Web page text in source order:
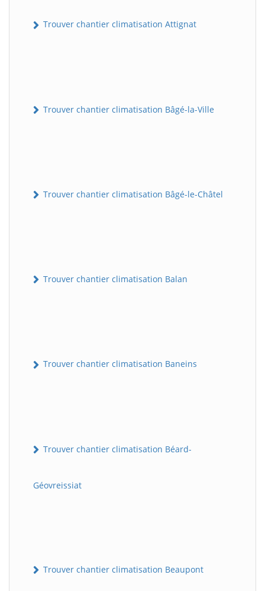
Trouver chantier climatisation Attignat
Trouver chantier climatisation Bâgé-la-Ville
Trouver chantier climatisation Bâgé-le-Châtel
Trouver chantier climatisation Balan
Trouver chantier climatisation Baneins
Trouver chantier climatisation Béard-
Géovreissiat
Trouver chantier climatisation Beaupont